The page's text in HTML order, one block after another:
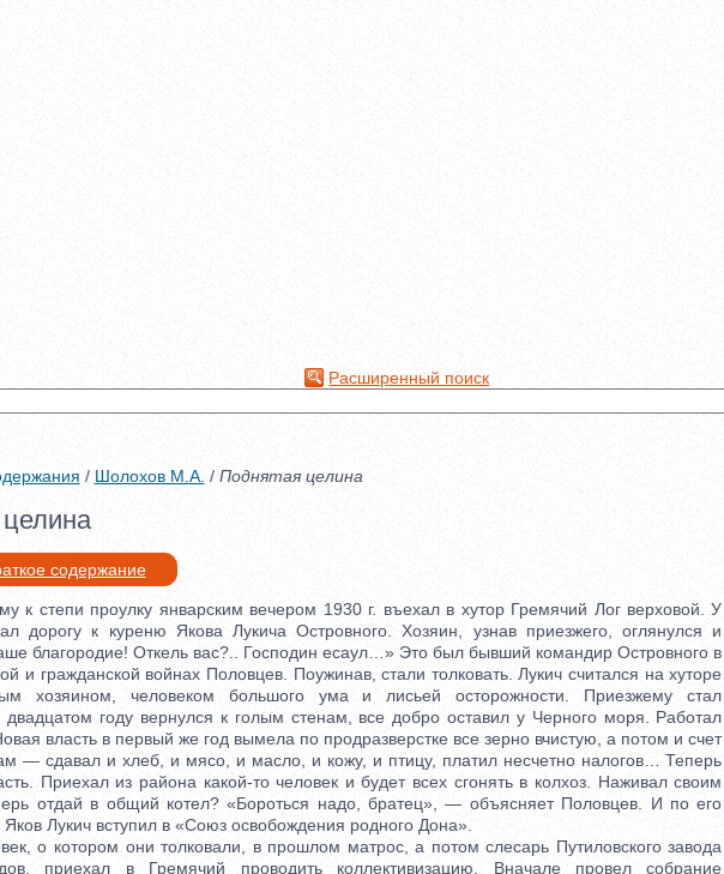
Расширенный поиск
/ Шолохов М.А. / Поднятая целина
содержание
к степи проулку январским вечером 1930 г. въехал в хутор Гремячий Лог верховой. У
дорогу к куреню Якова Лукича Островного. Хозяин, узнав приезжего, оглянулся и
благородие! Откель вас?.. Господин есаул…» Это был бывший командир Островного в
и гражданской войнах Половцев. Поужинав, стали толковать. Лукич считался на хуторе
хозяином, человеком большого ума и лисьей осторожности. Приезжему стал
двадцатом году вернулся к голым стенам, все добро оставил у Черного моря. Работал
власть в первый же год вымела по продразверстке все зерно вчистую, а потом и счет
— сдавал и хлеб, и мясо, и масло, и кожу, и птицу, платил несчетно налогов… Теперь
Приехал из района какой-то человек и будет всех сго­нять в колхоз. Наживал своим
отдай в общий котел? «Бороться надо, братец», — объясняет Половцев. И по его
Лукич вступил в «Союз освобождения родного Дона».
о котором они толковали, в прошлом матрос, а потом слесарь Путиловского завода
приехал в Гремячий проводить коллективизацию. Вначале провел собрание